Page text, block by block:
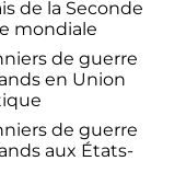
de
en
et sous-
Droit
de la Seconde
mondiale
de guerre
en Union
de guerre
aux États-